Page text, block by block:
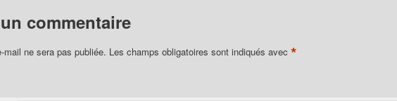
commentaire
mail ne sera pas publiée. Les champs obligatoires sont indiqués avec*